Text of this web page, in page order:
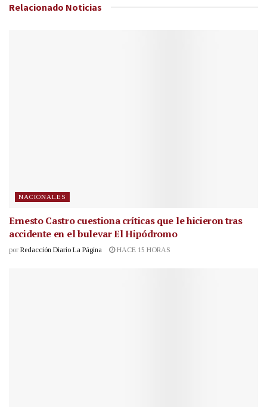
Relacionado Noticias
NACIONALES
Ernesto Castro cuestiona críticas que le hicieron tras
accidente en el bulevar El Hipódromo
por Redacción Diario La Página HACE 15 HORAS